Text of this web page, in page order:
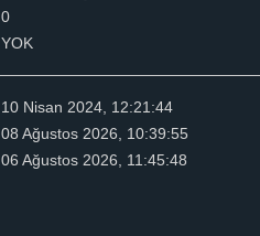
0
YOK
10 Nisan 2024, 12:21:44
08 Ağustos 2026, 10:39:55
06 Ağustos 2026, 11:45:48